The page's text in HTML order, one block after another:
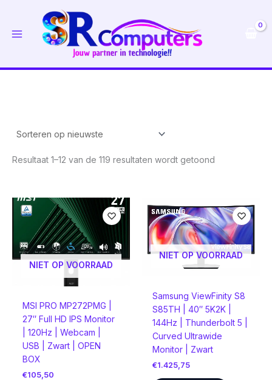
Resultaat 1–12 van de 119 resultaten wordt getoond
NIET OP VOORRAAD
MSI PRO MP272PMG |
27″ Full HD IPS Monitor
| 120Hz | Webcam |
USB | Zwart | OPEN
BOX
€105,50
NIET OP VOORRAAD
Samsung ViewFinity S8
S85TH | 40″ 5K2K |
144Hz | Thunderbolt 5 |
Curved Ultrawide
Monitor | Zwart
€1.425,75